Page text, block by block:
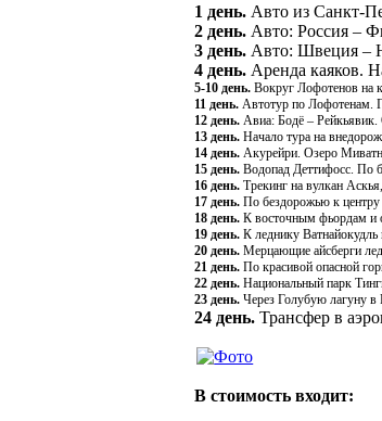
1 день. Авто из Санкт-
2 день. Авто: Россия –
3 день. Авто: Швеция –
4 день. Аренда каяков.
5-10 день. Вокруг Лофотенов на
11 день. Автотур по Лофотенам.
12 день. Авиа: Бодё –
13 день. Начало тура на
14 день. Акурейри. Озеро
15 день. Водопад Деттифосс. По
16 день. Трекинг на вулкан
17 день. По бездорожью к центру
18 день. К восточным фьордам и
19 день. К леднику
20 день. Мерцающие айсберги
21 день. По красивой опасной
22 день. Национальный парк
23 день. Через Голубую лагуну в
24 день. Трансфер в
В стоимость входит: